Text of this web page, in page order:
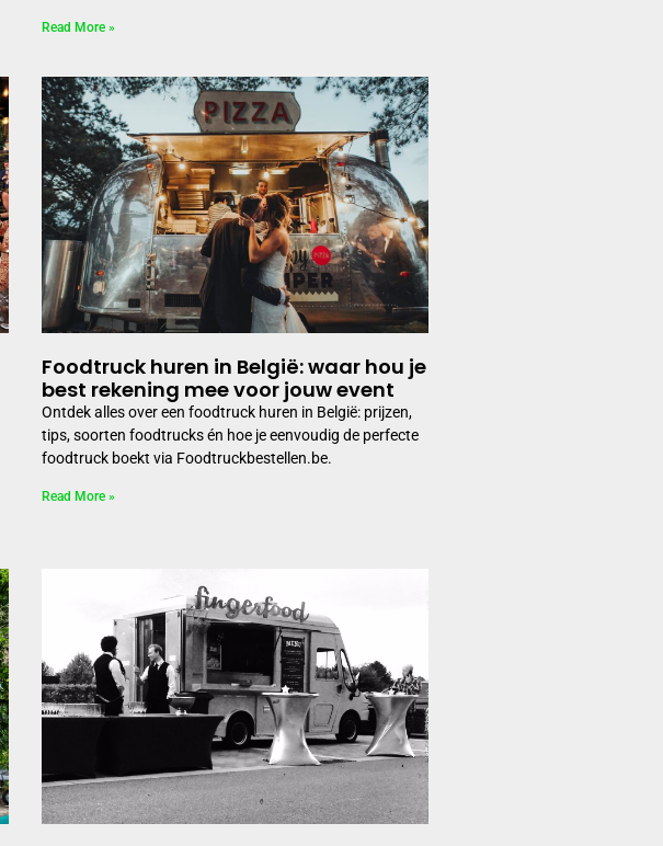
Read More »
Foodtruck huren in België: waar hou je
best rekening mee voor jouw event
Ontdek alles over een foodtruck huren in België: prijzen,
tips, soorten foodtrucks én hoe je eenvoudig de perfecte
foodtruck boekt via Foodtruckbestellen.be.
Read More »